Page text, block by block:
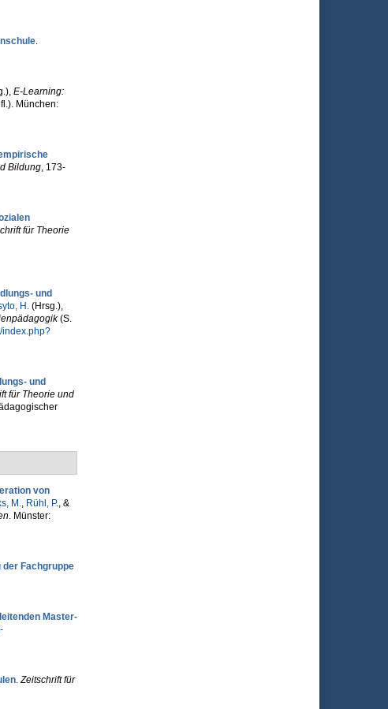
.
, E-Learning:
München:
Bildung, 173-
für Theorie
und
H.(Hrsg.),
(S.
index.php?
und
für Theorie und
von
M., Rühl, P., &
. Münster:
der Fachgruppe
Master-
.Zeitschrift für